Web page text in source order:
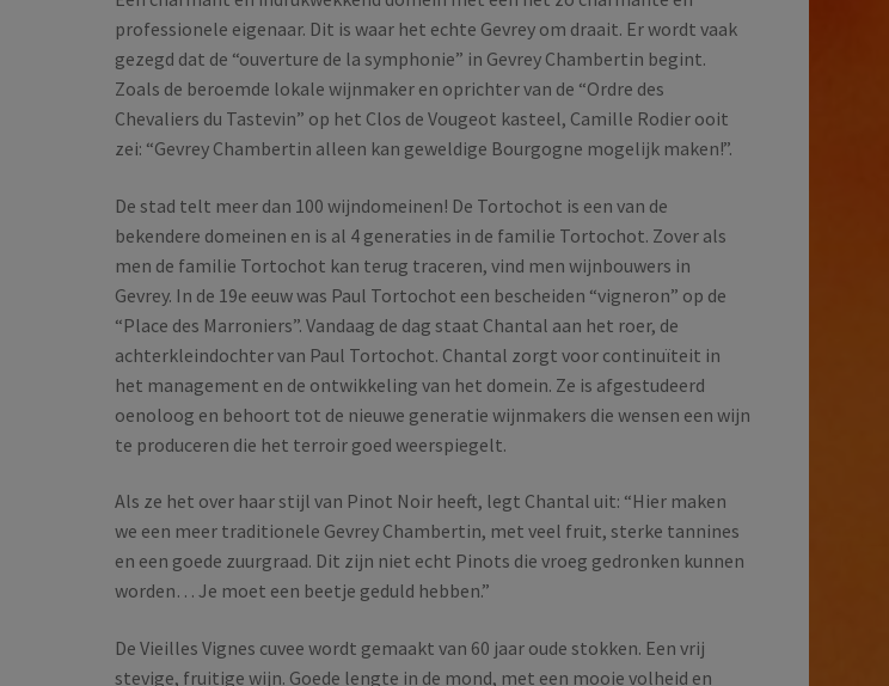
2023
aantal
professionele eigenaar. Dit is waar het echte Gevrey om draait. Er wordt vaak
gezegd dat de “ouverture de la symphonie” in Gevrey Chambertin begint.
Zoals de beroemde lokale wijnmaker en oprichter van de “Ordre des
Chevaliers du Tastevin” op het Clos de Vougeot kasteel, Camille Rodier ooit
zei: “Gevrey Chambertin alleen kan geweldige Bourgogne mogelijk maken!”.
De stad telt meer dan 100 wijndomeinen! De Tortochot is een van de
bekendere domeinen en is al 4 generaties in de familie Tortochot. Zover als
men de familie Tortochot kan terug traceren, vind men wijnbouwers in
Gevrey. In de 19e eeuw was Paul Tortochot een bescheiden “vigneron” op de
“Place des Marroniers”. Vandaag de dag staat Chantal aan het roer, de
achterkleindochter van Paul Tortochot. Chantal zorgt voor continuïteit in
het management en de ontwikkeling van het domein. Ze is afgestudeerd
oenoloog en behoort tot de nieuwe generatie wijnmakers die wensen een wijn
te produceren die het terroir goed weerspiegelt.
Als ze het over haar stijl van Pinot Noir heeft, legt Chantal uit: “Hier maken
we een meer traditionele Gevrey Chambertin, met veel fruit, sterke tannines
en een goede zuurgraad. Dit zijn niet echt Pinots die vroeg gedronken kunnen
worden… Je moet een beetje geduld hebben.”
De Vieilles Vignes cuvee wordt gemaakt van 60 jaar oude stokken. Een vrij
stevige, fruitige wijn. Goede lengte in de mond, met een mooie volheid en